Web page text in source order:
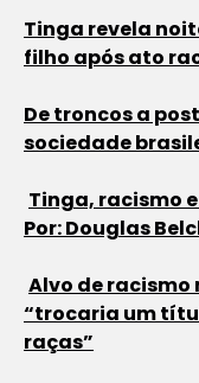
Tinga revela
filho após ato
De troncos a
sociedade
Tinga, racismo
Por: Douglas
Alvo de
“trocaria um
raças”